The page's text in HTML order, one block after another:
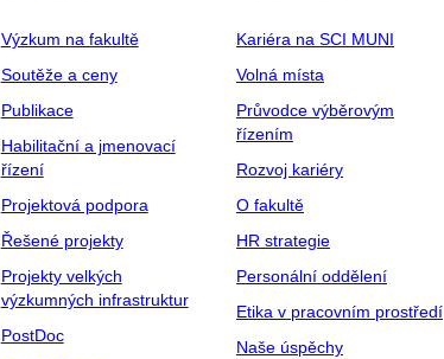
Výzkum na fakultě
Soutěže a ceny
Publikace
Habilitační a jmenovací
řízení
Projektová podpora
Řešené projekty
Projekty velkých
výzkumných infrastruktur
PostDoc
Kariéra na SCI MUNI
Volná místa
Průvodce výběrovým
řízením
Rozvoj kariéry
O fakultě
HR strategie
Personální oddělení
Etika v pracovním prostředí
Naše úspěchy